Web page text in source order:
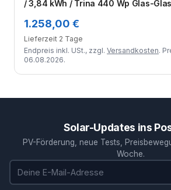
/ 3,84 kWh / Trina 440 Wp Glas-
1.258,00 €
Lieferzeit 2 Tage
Endpreis inkl. USt., zzgl. Versandkosten.
06.08.2026.
Solar-Updates ins
PV-Förderung, neue Tests,
Woche.
E-Mail-Adresse